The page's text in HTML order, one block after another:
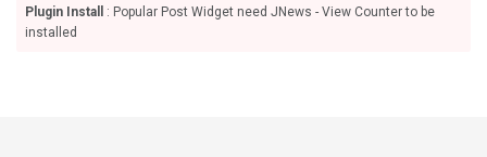
Plugin Install
: Popular Post Widget need JNews - View Counter to be
installed